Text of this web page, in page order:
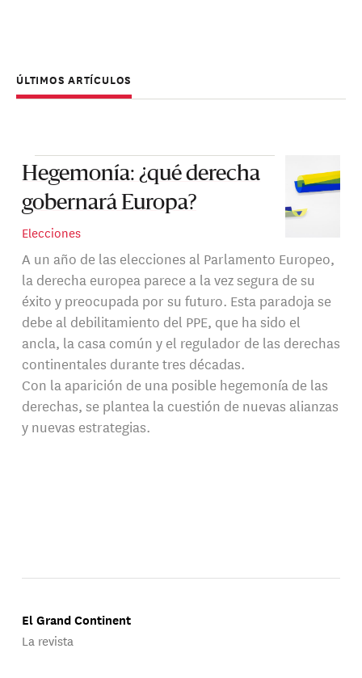
ÚLTIMOS ARTÍCULOS
Hegemonía: ¿qué derecha
gobernará Europa?
Elecciones
A un año de las elecciones al Parlamento Europeo,
la derecha europea parece a la vez segura de su
éxito y preocupada por su futuro. Esta paradoja se
debe al debilitamiento del PPE, que ha sido el
ancla, la casa común y el regulador de las derechas
continentales durante tres décadas.
Con la aparición de una posible hegemonía de las
derechas, se plantea la cuestión de nuevas alianzas
y nuevas estrategias.
El Grand Continent
La revista